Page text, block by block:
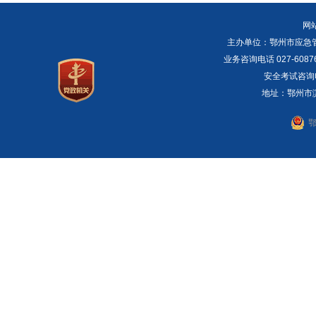
网
主办单位：鄂州市应
业务咨询电话 027-
安全考试咨
地址：鄂州市